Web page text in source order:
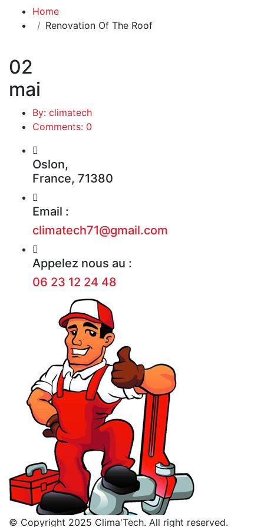
Home
Renovation Of The Roof
02
mai
By: climatech
Comments: 0
Oslon,
France, 71380
Email :
climatech71@gmail.com
Appelez nous au :
06 23 12 24 48
© Copyright 2025 Clima'Tech. All right reserved.